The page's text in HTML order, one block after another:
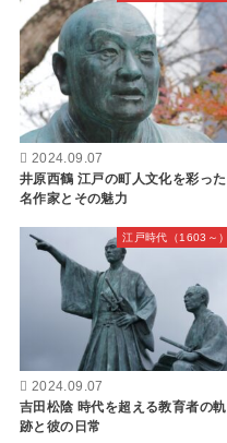
2024.09.07
井原西鶴 江戸の町人文化を彩った
名作家とその魅力
江戸時代（1603～）
2024.09.07
吉田松陰 時代を超える教育者の軌
跡と彼の日常